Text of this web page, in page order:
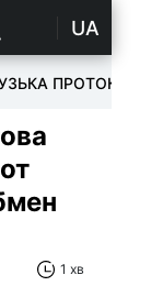
UA
ПРОТОКА
1 хв